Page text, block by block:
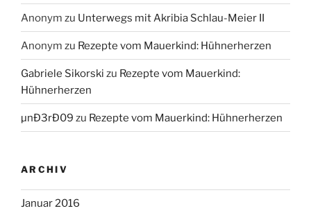
Anonym zu Unterwegs mit Akribia Schlau-Meier II
Anonym zu Rezepte vom Mauerkind: Hühnerherzen
Gabriele Sikorski zu Rezepte vom Mauerkind:
Hühnerherzen
µnÐ3rÐ09 zu Rezepte vom Mauerkind: Hühnerherzen
ARCHIV
Januar 2016